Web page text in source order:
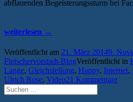
abflauenden Begeisterungssturm bei
„Die
Glückseligkeit:
Happy
Greifswald“
weiterlesen →
Veröffentlicht am 21. März 20149.
Fleischervorstadt-BlogVeröffentlicht in
Lange, Gleichstellung, Happy, Internet,
Ulrich Rose, Video21 Kommentare
Suchen
nach: